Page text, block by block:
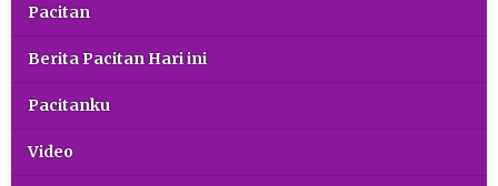
Pacitan
Berita Pacitan Hari ini
Pacitanku
Video